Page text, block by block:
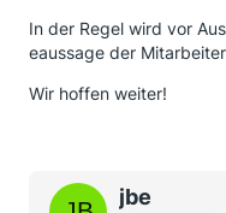
In der Regel wird vor
eaussage der
Wir hoffen weiter!
jbe